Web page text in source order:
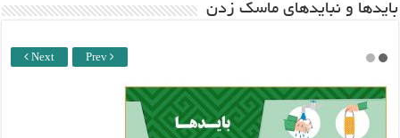
باید‌ها و نبایدهای ماسک زدن
Next Prev